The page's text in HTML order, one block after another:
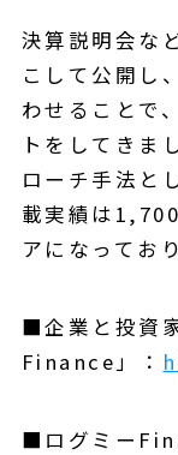
決算説明会な
こして公開し
わせることで
トをしてきま
ローチ手法と
載実績は
アになってお
■企業と投資
Finance」：
■ログミー